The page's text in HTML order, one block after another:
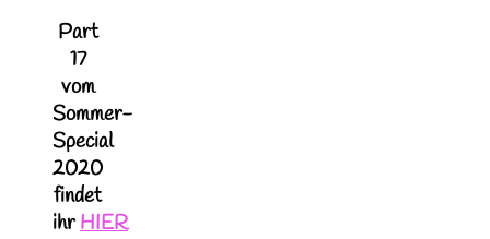
Part
17
vom
Sommer-
Special
2020
findet
ihrHIER